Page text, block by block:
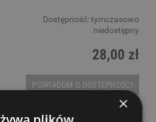
Dostępność: tymczasowo
niedostępny
28,00 zł
POWIADOM O DOSTĘPNOŚCI
×